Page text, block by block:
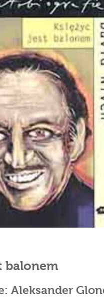
balonem
Aleksander